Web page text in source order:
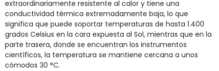
extraordinariamente resistente al calor y tiene una
conductividad térmica extremadamente baja, lo que
significa que puede soportar temperaturas de hasta 1.400
grados Celsius en la cara expuesta al Sol, mientras que en la
parte trasera, donde se encuentran los instrumentos
científicos, la temperatura se mantiene cercana a unos
cómodos 30 °C.